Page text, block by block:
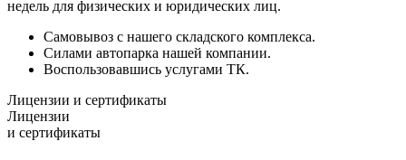
недель для физических и юридических лиц.
Самовывоз с нашего складского комплекса.
Силами автопарка нашей компании.
Воспользовавшись услугами ТК.
Лицензии и сертификаты
Лицензии
и сертификаты